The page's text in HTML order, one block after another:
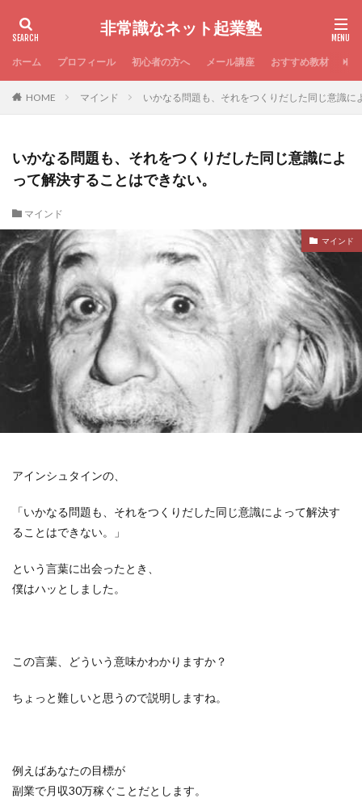
非常識なネット起業塾
ホーム プロフィール 初心者の方へ メール講座 おすすめ教材 お
HOME マインド いかなる問題も、それをつくりだした同じ意識に
いかなる問題も、それをつくりだした同じ意識によ
って解決することはできない。
マインド
マインド
アインシュタインの、
「いかなる問題も、それをつくりだした同じ意識によって解決す
ることはできない。」
という言葉に出会ったとき、
僕はハッとしました。
この言葉、どういう意味かわかりますか？
ちょっと難しいと思うので説明しますね。
例えばあなたの目標が
副業で月収30万稼ぐことだとします。